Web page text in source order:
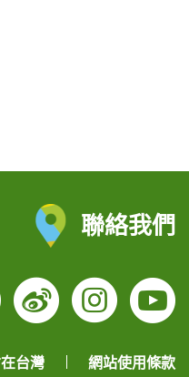
聯絡我們
Weibo
台灣 網站使用條款